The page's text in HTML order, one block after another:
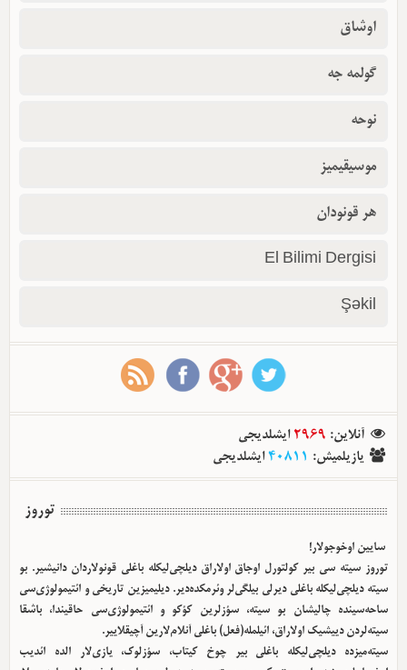
اوشاق
گولمه جه
نوحه
موسیقیمیز
هر قونودان
El Bilimi Dergisi
Şəkil
آنلاین:
2969 ایشلدیجی
یازیلمیش:
40811ایشلدیجی
توروز
سایین اوخوجولار!
توروز سیته سی بیر کولتورل اوجاق اولا‌راق دیلچی‌لیکله باغلی قونولاردان دانیشیر. بو
سیته دیلچی‌لیکله باغلی دیرلی بیلگی‌لر وئرمکده‌دیر. دیلیمیزین تاریخی و ائتیمولوژی‌سی
ساحه‌سینده چالیشان بو سیته، سؤزلرین کؤکو و ائتیمولوژی‌سی حاقیندا، باشقا
سیته‌لردن دییشیک اولا‌راق، ائیلمله(فعل) باغلی آنلام‌لارین آچیقلاییر.
سیته‌میزده دیلچی‌لیکله باغلی بیر چوخ کیتاب، سؤزلوک، یازی‌لار الده ائدیب